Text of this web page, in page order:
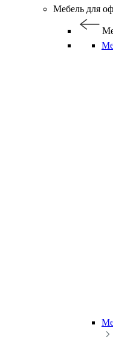
Мебель для